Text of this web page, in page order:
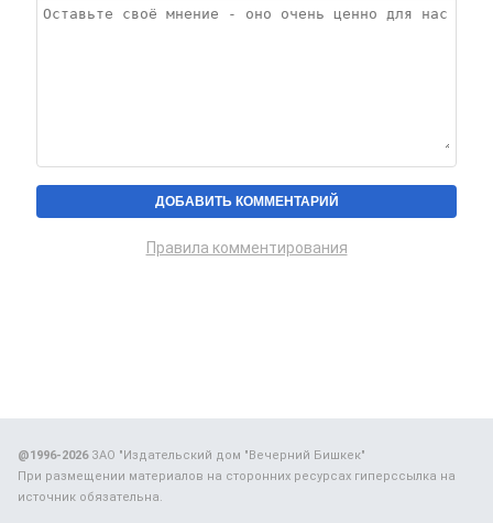
Правила комментирования
@1996-2026ЗАО "Издательский дом "Вечерний Бишкек"
При размещении материалов на сторонних ресурсах гиперссылка на
источник обязательна.